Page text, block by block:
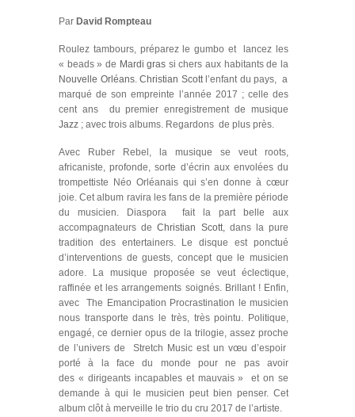
Par David Rompteau
Roulez tambours, préparez le gumbo et lancez les
« beads » de Mardi gras si chers aux habitants de la
Nouvelle Orléans.Christian Scottl’enfant du pays, a
marqué de son empreinte l’année 2017 ; celle des
cent ans du premier enregistrement de musique
Jazz ; avec trois albums. Regardons de plus près.
Avec Ruber Rebel, la musique se veut roots,
africaniste, profonde, sorte d’écrin aux envolées du
trompettiste Néo Orléanais qui s’en donne à cœur
joie. Cet album ravira les fans de la première période
du musicien.
Diaspora
fait la part belle aux
accompagnateurs deChristian Scott, dans la pure
tradition des entertainers. Le disque est ponctué
d’interventions de guests, concept que le musicien
adore. La musique proposée se veut éclectique,
raffinée et les arrangements soignés. Brillant ! Enfin,
avec The Emancipation Procrastination le musicien
nous transporte dans le très, très pointu. Politique,
engagé, ce dernier opus de la trilogie, assez proche
de l’univers de Stretch Music est un vœu d’espoir
porté à la face du monde pour ne pas avoir
des « dirigeants incapables et mauvais » et on se
demande à qui le musicien peut bien penser. Cet
album clôt à merveille le trio du cru 2017 de l’artiste.